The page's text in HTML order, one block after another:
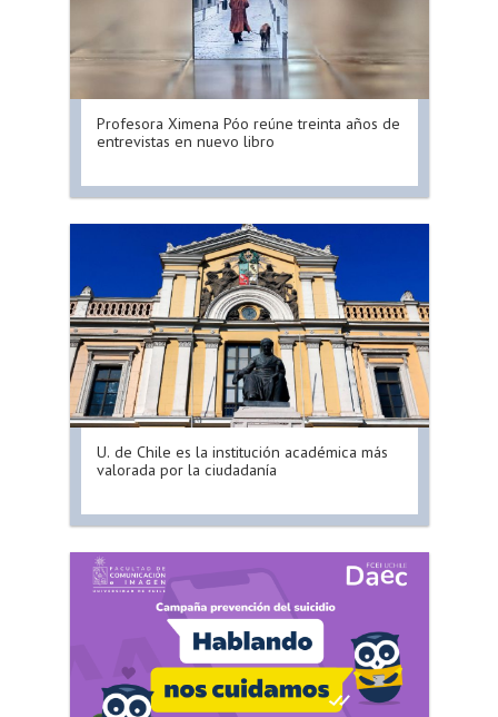
Profesora Ximena Póo reúne treinta años de
entrevistas en nuevo libro
U. de Chile es la institución académica más
valorada por la ciudadanía